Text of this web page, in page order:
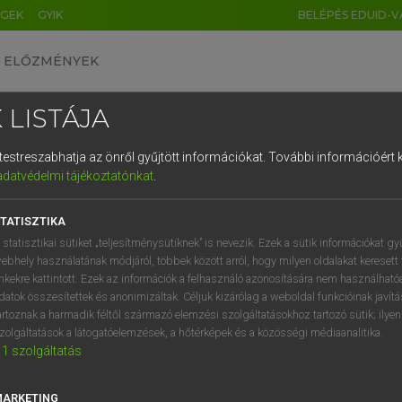
GYIK BELÉPÉS EDUID-
ELŐZMÉNYEK
egyetemes nagyszótár
VAN ELŐFIZETÉSED?
megtekintéséhez.
LISTÁJA
az önről gyűjtött információkat. További információért
tájékoztatónkat.
statisztikai sütiket „teljesítménysütiknek” is nevezik. Ezek a sütik információkat
használatának módjáról, többek között arról, hogy milyen oldalakat keresett
kattintott. Ezek az információk a felhasználó azonosítására nem
összesítettek és anonimizáltak. Céljuk kizárólag a weboldal funkcióinak
a harmadik féltől származó elemzési szolgáltatásokhoz tartozó sütik;
a látogatóelemzések, a hőtérképek és a közösségi médiaanalitika.
1 szolgáltatás
DE CN FR ES IT NL
1 2 3 4 5 6 7 8 9
q w e r t z u i
a s d f g h j k l é
í y x c v b n m , .